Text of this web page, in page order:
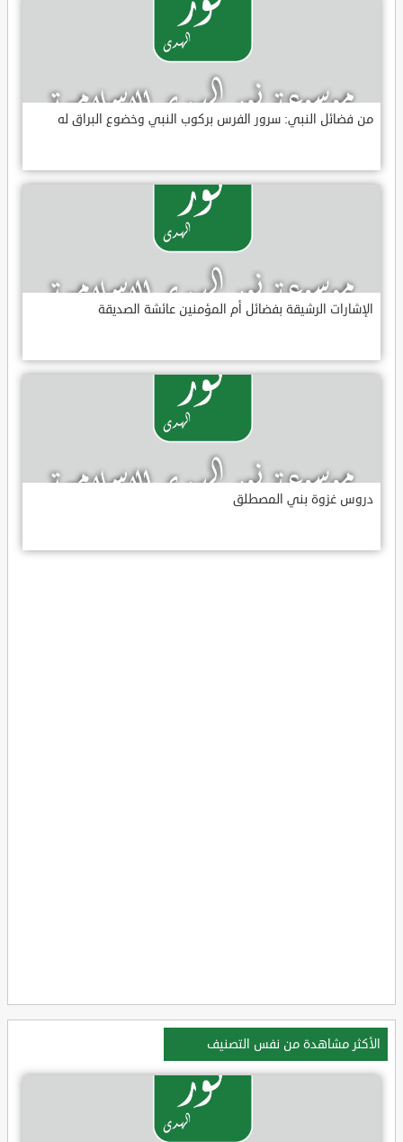
من فضائل النبي: سرور الفرس بركوب النبي وخضوع البراق له
الإشارات الرشيقة بفضائل أم المؤمنين عائشة الصديقة
دروس غزوة بني المصطلق
الأكثر مشاهدة من نفس التصنيف